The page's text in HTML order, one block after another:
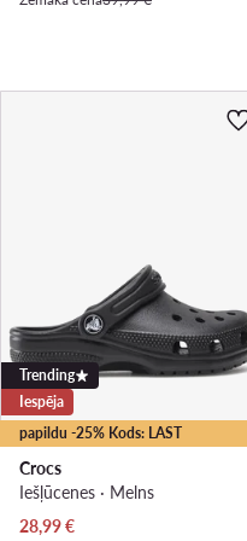
papildu -25% Kods: LAST
Trending
Iespēja
Crocs
Iešļūcenes · Melns
Pašreizējā cena
28,99€